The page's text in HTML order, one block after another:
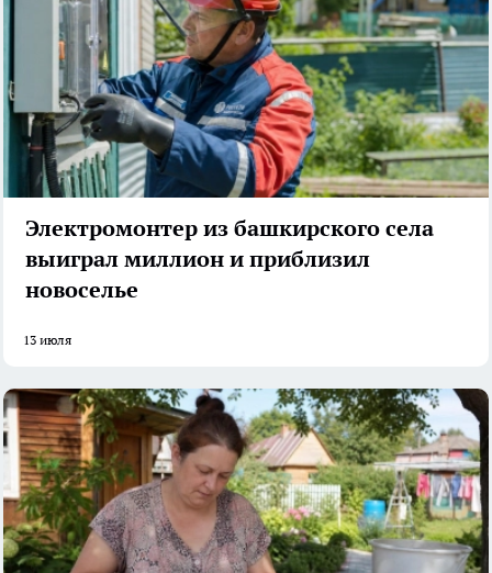
Электромонтер из башкирского села
выиграл миллион и приблизил
новоселье
13 июля